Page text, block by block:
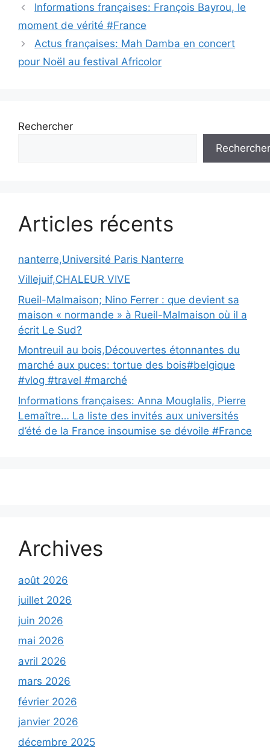
Informations françaises: François Bayrou, le
moment de vérité #France
Actus françaises: Mah Damba en concert
pour Noël au festival Africolor
Rechercher
Rechercher
Articles récents
nanterre,Université Paris Nanterre
Villejuif,CHALEUR VIVE
Rueil-Malmaison; Nino Ferrer : que devient sa
maison « normande » à Rueil-Malmaison où il a
écrit Le Sud?
Montreuil au bois,Découvertes étonnantes du
marché aux puces: tortue des bois#belgique
#vlog #travel #marché
Informations françaises: Anna Mouglalis, Pierre
Lemaître… La liste des invités aux universités
d’été de la France insoumise se dévoile #France
Archives
août 2026
juillet 2026
juin 2026
mai 2026
avril 2026
mars 2026
février 2026
janvier 2026
décembre 2025